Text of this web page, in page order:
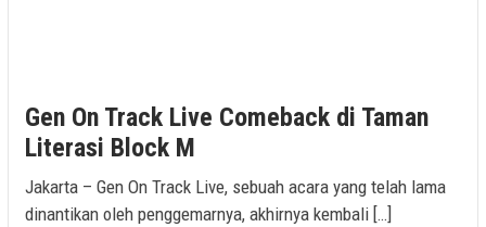
Gen On Track Live Comeback di Taman
Literasi Block M
Jakarta – Gen On Track Live, sebuah acara yang telah lama
dinantikan oleh penggemarnya, akhirnya kembali […]